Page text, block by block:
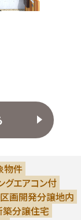
物件
グエアコン付
画開発分譲地内
築分譲住宅